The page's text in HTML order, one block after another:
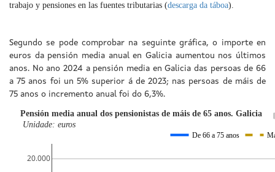
trabajo y pensiones en las fuentes tributarias (descarga da táboa).
Segundo se pode comprobar na seguinte gráfica, o importe en
euros da pensión media anual en Galicia aumentou nos últimos
anos. No ano 2024 a pensión media en Galicia das persoas de 66
a 75 anos foi un 5% superior á de 2023; nas persoas de máis de
75 anos o incremento anual foi do 6,3%.
20.000
De 66 a 75 anos
Pensión media anual dos pensionistas de máis de 65 anos. Galicia
Unidade: euros